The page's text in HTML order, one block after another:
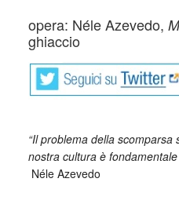
opera: Néle Azevedo,
ghiaccio
“Il problema della
nostra cultura è
Néle Azevedo